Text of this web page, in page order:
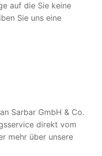
auf die Sie keine
Sie uns eine
Sarbar GmbH & Co.
direkt vom
mehr über unsere